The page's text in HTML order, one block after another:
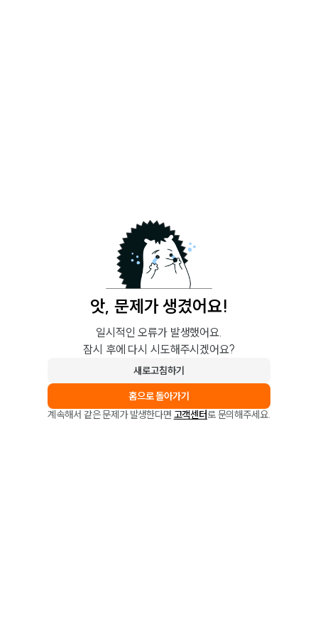
앗, 문제가 생겼어요!
일시적인 오류가 발생했어요.
잠시 후에 다시 시도해주시겠어요?
새로고침하기
홈으로 돌아가기
계속해서 같은 문제가 발생한다면 고객센터로 문의해주세요.